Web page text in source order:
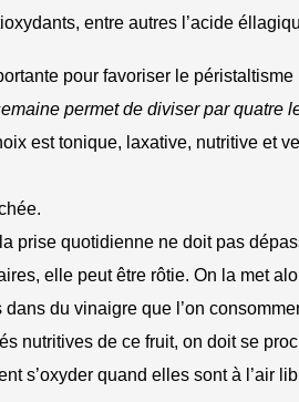
entre autres l’acide
pour favoriser le
permet de diviser par quatre
est tonique, laxative, nutritive et
prise quotidienne ne doit pas
elle peut être rôtie. On la met
du vinaigre que l’on
nutritives de ce fruit, on doit se
s’oxyder quand elles sont à l’air